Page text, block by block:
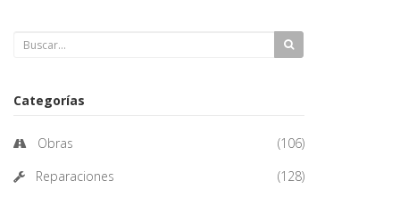
Categorías
Obras
(106)
Reparaciones
(128)